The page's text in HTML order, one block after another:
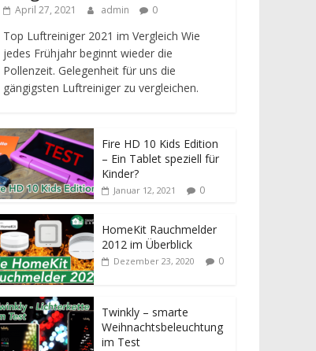
April 27, 2021 admin 0
Top Luftreiniger 2021 im Vergleich Wie
jedes Frühjahr beginnt wieder die
Pollenzeit. Gelegenheit für uns die
gängigsten Luftreiniger zu vergleichen.
Fire HD 10 Kids Edition
– Ein Tablet speziell für
Kinder?
Januar 12, 2021 0
HomeKit Rauchmelder
2012 im Überblick
Dezember 23, 2020 0
Twinkly – smarte
Weihnachtsbeleuchtung
im Test